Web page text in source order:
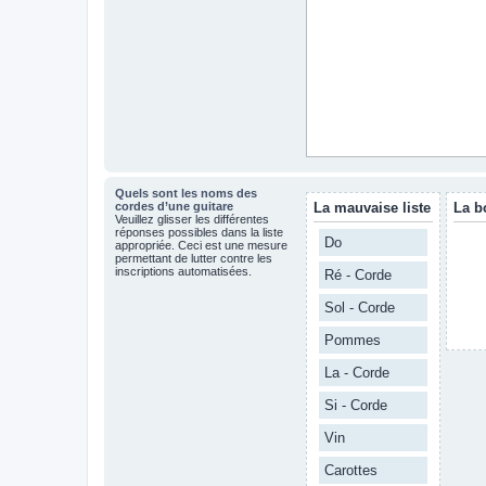
Quels sont les noms des
cordes d’une guitare
Veuillez glisser les différentes
réponses possibles dans la liste
appropriée. Ceci est une mesure
permettant de lutter contre les
inscriptions automatisées.
La mauvaise liste
Do
Ré - Corde
Sol - Corde
Pommes
La - Corde
Si - Corde
Vin
Carottes
La